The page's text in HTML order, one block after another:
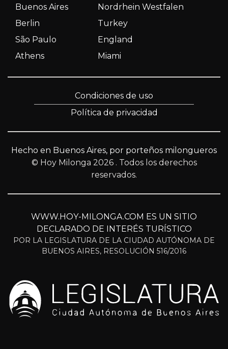
Buenos Aires
Nordrhein Westfalen
Berlin
Turkey
São Paulo
England
Athens
Miami
Condiciones de uso
Política de privacidad
Hecho en Buenos Aires, por porteños milongueros
© Hoy Milonga 2026 . Todos los derechos
reservados.
WWW.HOY-MILONGA.COM ES UN SITIO
DECLARADO DE INTERÉS TURÍSTICO
POR LA LEGISLATURA DE LA CIUDAD AUTÓNOMA DE
BUENOS AIRES, RESOLUCIÓN 516/2016